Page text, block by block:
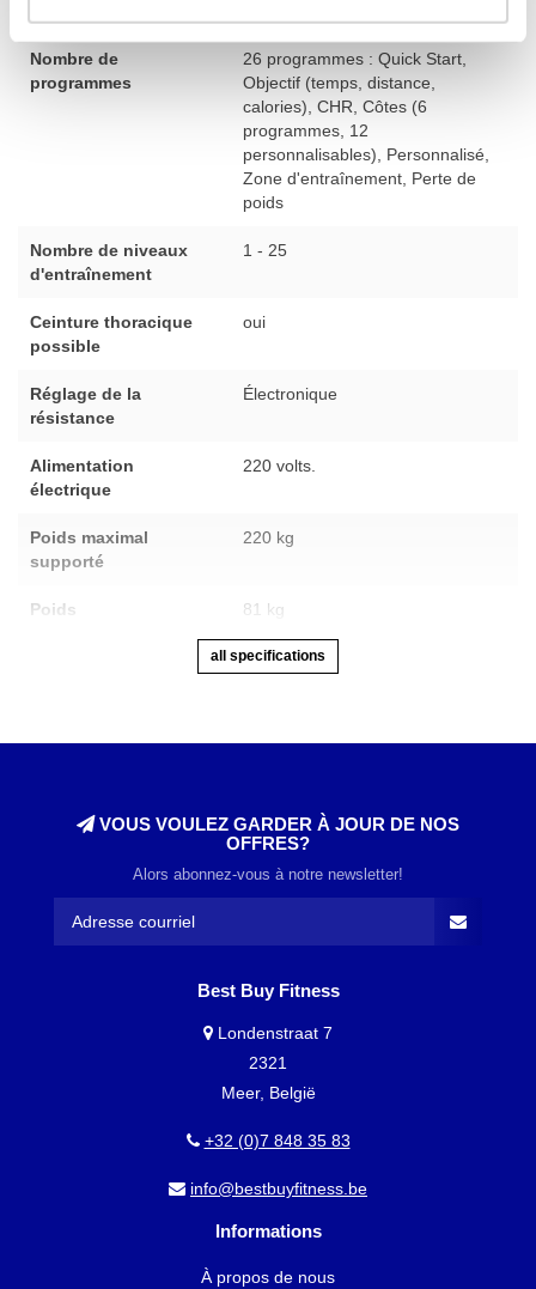
Nombre de
programmes
26 programmes : Quick Start,
Objectif (temps, distance,
calories), CHR, Côtes (6
programmes, 12
personnalisables), Personnalisé,
Zone d'entraînement, Perte de
poids
Nombre de niveaux
d'entraînement
1 - 25
Ceinture thoracique
possible
oui
Réglage de la
résistance
Électronique
Alimentation
électrique
220 volts.
Poids maximal
supporté
220 kg
Poids 81 kg
all specifications
VOUS VOULEZ GARDER À JOUR DE NOS
OFFRES?
Alors abonnez-vous à notre newsletter!
Best Buy Fitness
Londenstraat 7
2321
Meer, België
+32 (0)7 848 35 83
info@bestbuyfitness.be
Informations
À propos de nous